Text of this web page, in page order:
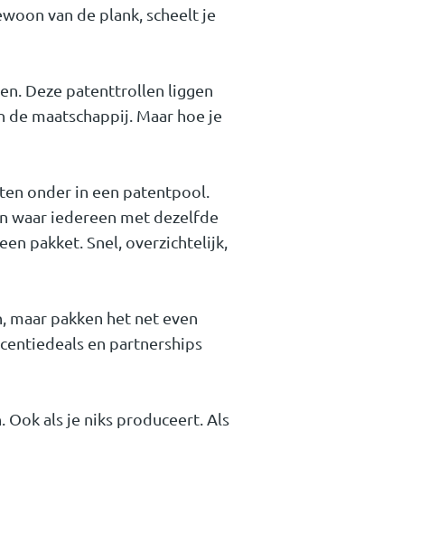
van de plank, scheelt je
Deze patenttrollen liggen
maatschappij. Maar hoe je
onder in een patentpool.
waar iedereen met dezelfde
pakket. Snel, overzichtelijk,
pakken het net even
en partnerships
als je niks produceert. Als